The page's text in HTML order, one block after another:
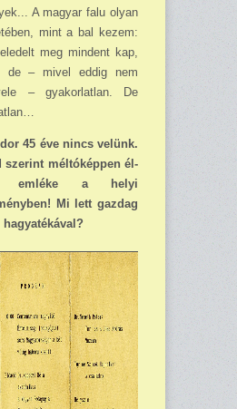
A magyar falu olyan
mint a bal kezem:
meg mindent kap,
de – mivel eddig nem
– gyakorlatlan. De
45 éve nincs velünk.
szerint méltóképpen él-
a helyi
Mi lett gazdag